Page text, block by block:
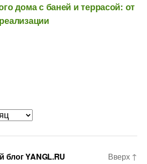
дома с баней и террасой: от
блог YANGL.RU Вверх ↑